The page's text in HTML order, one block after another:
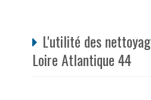
L'utilité des
Loire Atlantique 44